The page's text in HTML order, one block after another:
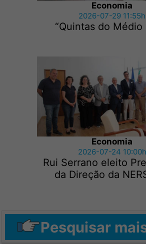
Economia
2026-07-29 11:55h
“Quintas do Médio
Economia
2026-07-24 10:00h
Rui Serrano eleito
da Direção da
Pesquisar